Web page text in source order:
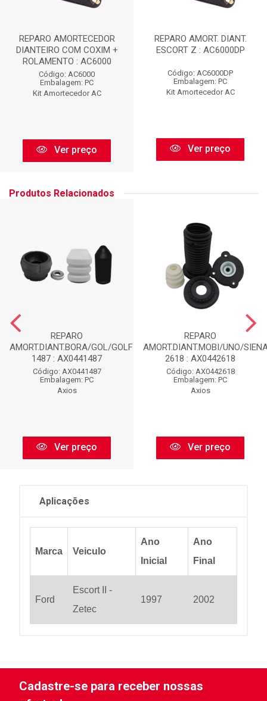
REPARO AMORTECEDOR
DIANTEIRO COM COXIM +
ROLAMENTO : AC6000
Código: AC6000
Embalagem: PC
Kit Amortecedor AC
Ver preço
REPARO AMORT. DIANT.
ESCORT Z : AC6000DP
Código: AC6000DP
Embalagem: PC
Kit Amortecedor AC
Ver preço
Produtos Relacionados
REPARO
AMORT.DIANT.BORA/GOL/GOLF-
1487 : AX0441487
Código: AX0441487
Embalagem: PC
Axios
Ver preço
REPARO
AMORT.DIANT.MOBI/UNO/
2618 : AX0442618
Código: AX0442618
Embalagem: PC
Axios
Ver preço
Aplicações
Marca Veiculo
Ano
Inicial
Ano
Final
Ford
Escort II -
Zetec
1997 2002
Cadastre-se para receber nossas